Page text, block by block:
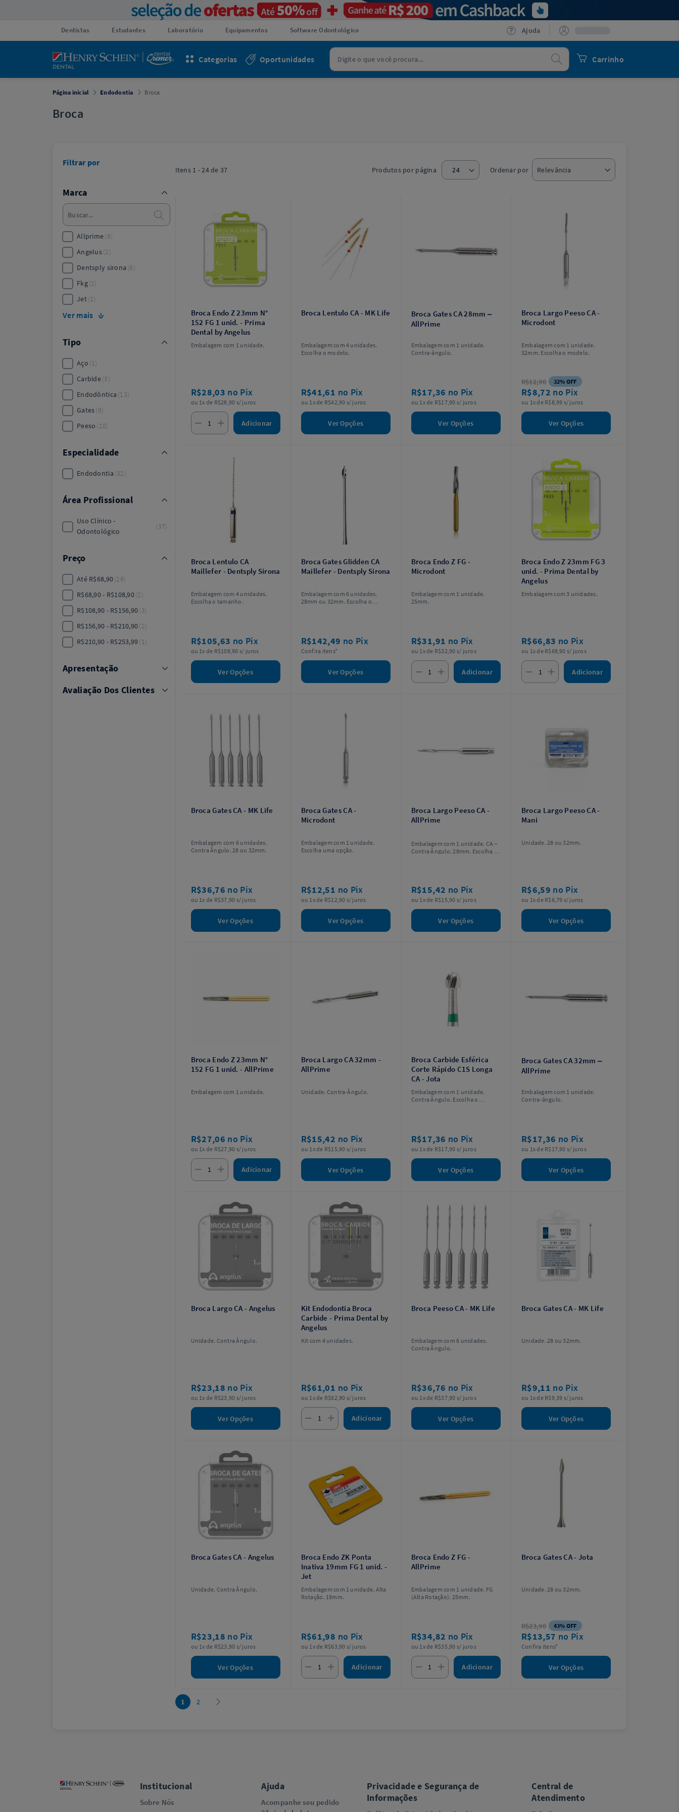
Dentistas Estudantes Laboratório Equipamentos Software Odontológico Ajuda
Carrinho
Procurar
Oportunidades
Categorias
Página inicial Endodontia Broca
Broca
Itens 1 - 24de 37 Produtos por página Ordenar por
Broca Endo Z 23mm N°
152 FG 1 unid. - Prima
Dental by Angelus
Embalagem com 1 unidade.
R$28,03 no Pix
ou 1x de R$28,90 s/ juros
Adicionar
Broca Lentulo CA - MK Life
Embalagem com 4 unidades.
Escolha o modelo.
R$41,61 no Pix
ou 1x de R$42,90 s/ juros
Ver Opções
Broca Gates CA 28mm –
AllPrime
Embalagem com 1 unidade.
Contra-ângulo.
R$17,36 no Pix
ou 1x de R$17,90 s/ juros
Ver Opções
Broca Largo Peeso CA -
Microdont
Embalagem com 1 unidade.
32mm. Escolha o modelo.
R$12,90 32% OFF
R$8,72 no Pix
ou 1x de R$8,99 s/ juros
Ver Opções
Broca Lentulo CA
Maillefer - Dentsply Sirona
Embalagem com 4 unidades.
Escolha o tamanho.
R$105,63 no Pix
ou 1x de R$108,90 s/ juros
Ver Opções
Broca Gates Glidden CA
Maillefer - Dentsply Sirona
Embalagem com 6 unidades.
28mm ou 32mm. Escolha o
R$142,49 no Pix
Confira itens*
Ver Opções
Broca Endo Z FG -
Microdont
Embalagem com 1 unidade.
25mm.
R$31,91 no Pix
ou 1x de R$32,90 s/ juros
Adicionar
Broca Endo Z 23mm FG 3
unid. - Prima Dental by
Angelus
Embalagem com 3 unidades.
R$66,83 no Pix
ou 1x de R$68,90 s/ juros
Adicionar
Broca Gates CA - MK Life
Embalagem com 6 unidades.
Contra Ângulo. 28 ou 32mm.
R$36,76 no Pix
ou 1x de R$37,90 s/ juros
Ver Opções
Broca Gates CA -
Microdont
Embalagem com 1 unidade.
Escolha uma opção.
R$12,51 no Pix
ou 1x de R$12,90 s/ juros
Ver Opções
Broca Largo Peeso CA -
AllPrime
Embalagem com 1 unidade. CA –
Contra Ângulo. 28mm. Escolha o
R$15,42 no Pix
ou 1x de R$15,90 s/ juros
Ver Opções
Broca Largo Peeso CA -
Mani
Unidade. 28 ou 32mm.
R$6,59 no Pix
ou 1x de R$6,79 s/ juros
Ver Opções
Broca Endo Z 23mm N°
152 FG 1 unid. - AllPrime
Embalagem com 1 unidade.
R$27,06 no Pix
ou 1x de R$27,90 s/ juros
Adicionar
Broca Largo CA 32mm -
AllPrime
Unidade. Contra-Ângulo.
R$15,42 no Pix
ou 1x de R$15,90 s/ juros
Ver Opções
Broca Carbide Esférica
Corte Rápido C1S Longa
CA - Jota
Embalagem com 1 unidade.
Contra Ângulo. Escolha o
R$17,36 no Pix
ou 1x de R$17,90 s/ juros
Ver Opções
Broca Gates CA 32mm –
AllPrime
Embalagem com 1 unidade.
Contra-ângulo.
R$17,36 no Pix
ou 1x de R$17,90 s/ juros
Ver Opções
Broca Largo CA - Angelus
Unidade. Contra Ângulo.
R$23,18 no Pix
ou 1x de R$23,90 s/ juros
Ver Opções
Kit Endodontia Broca
Carbide - Prima Dental by
Angelus
Kit com 4 unidades.
R$61,01 no Pix
ou 1x de R$62,90 s/ juros
Adicionar
Broca Peeso CA - MK Life
Embalagem com 6 unidades.
Contra Ângulo.
R$36,76 no Pix
ou 1x de R$37,90 s/ juros
Ver Opções
Broca Gates CA - MK Life
Unidade. 28 ou 32mm.
R$9,11 no Pix
ou 1x de R$9,39 s/ juros
Ver Opções
Broca Gates CA - Angelus
Unidade. Contra Ângulo.
R$23,18 no Pix
ou 1x de R$23,90 s/ juros
Ver Opções
Broca Endo ZK Ponta
Inativa 19mm FG 1 unid. -
Jet
Embalagem com 1 unidade. Alta
Rotação. 19mm.
R$61,98 no Pix
ou 1x de R$63,90 s/ juros
Adicionar
Broca Endo Z FG -
AllPrime
Embalagem com 1 unidade. FG
(Alta Rotação). 25mm.
R$34,82 no Pix
ou 1x de R$35,90 s/ juros
Adicionar
Broca Gates CA - Jota
Unidade. 28 ou 32mm.
R$23,90 43% OFF
R$13,57 no Pix
Confira itens*
Ver Opções
1 2
Filtrar por
Marca
Allprime 6
Angelus 2
Dentsply sirona 6
Fkg 1
Jet 1
Ver mais
Tipo
Aço 1
Carbide 3
Endodôntica 13
Gates 9
Peeso 10
Especialidade
Endodontia 32
Área Profissional
Uso Clínico -
Odontológico
37
Preço
Até R$68,90 29
R$68,90 - R$108,90 2
R$108,90 - R$156,90 3
R$156,90 - R$210,90 2
R$210,90 - R$253,99 1
Apresentação
Avaliação Dos Clientes
Institucional
Sobre Nós
Ajuda
Acompanhe seu pedido
Privacidade e Segurança de
Informações
Central de
Atendimento